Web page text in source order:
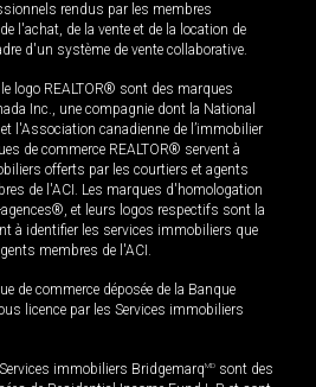
rendus par les membres
l'achat, de la vente et de la location de
d'un système de vente collaborative.
logo REALTOR® sont des marques
Inc., une compagnie dont la National
l'Association canadienne de l’immobilier
de commerce REALTOR® servent à
offerts par les courtiers et agents
de l'ACI. Les marques d'homologation
et leurs logos respectifs sont la
à identifier les services immobiliers que
membres de l'ACI.
de commerce déposée de la Banque
licence par les Services immobiliers
immobiliers BridgemarqMD sont des